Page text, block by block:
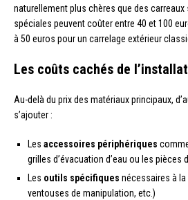
naturellement plus chères que des carreaux
spéciales peuvent coûter entre 40 et 100
à 50 euros pour un carrelage extérieur
Les coûts cachés de
Au-delà du prix des matériaux principaux,
s’ajouter :
Les accessoires périphériques
grilles d’évacuation d’eau ou les pièces
Les outils spécifiques nécessaires à la
ventouses de manipulation, etc.)